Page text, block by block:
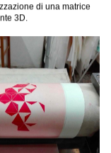
di una matrice
3D.